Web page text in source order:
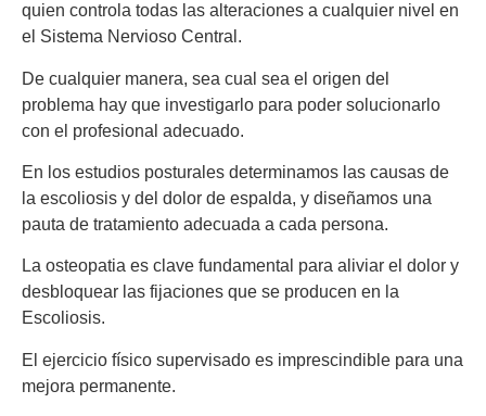
quien controla todas las alteraciones a cualquier nivel en
el Sistema Nervioso Central.
De cualquier manera, sea cual sea el origen del
problema hay que investigarlo para poder solucionarlo
con el profesional adecuado.
En los estudios posturales determinamos las causas de
la escoliosis y del dolor de espalda, y diseñamos una
pauta de tratamiento adecuada a cada persona.
La osteopatia es clave fundamental para aliviar el dolor y
desbloquear las fijaciones que se producen en la
Escoliosis.
El ejercicio físico supervisado es imprescindible para una
mejora permanente.